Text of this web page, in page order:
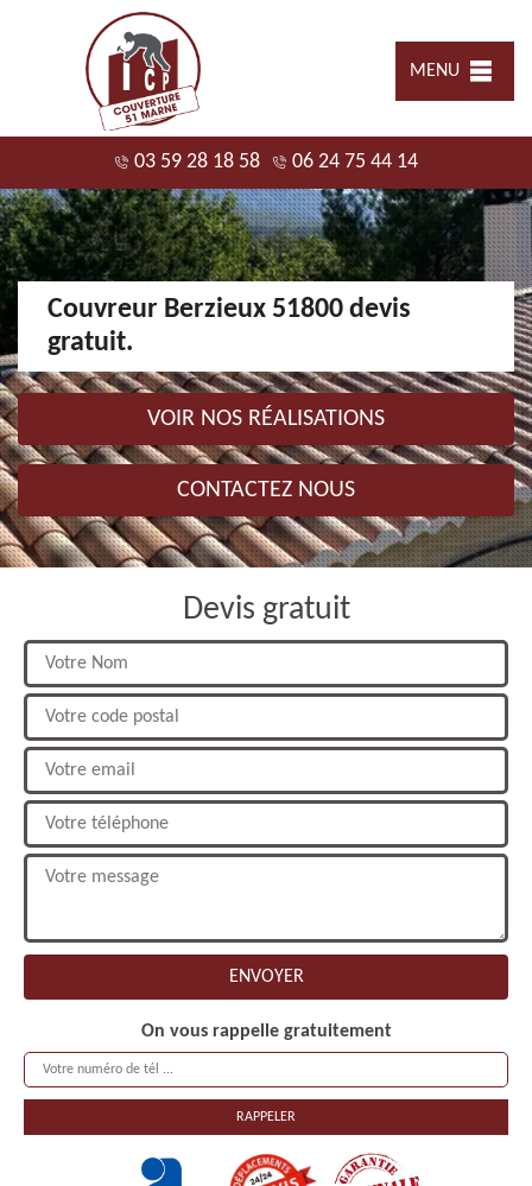
MENU
03 59 28 18 58 06 24 75 44 14
Couvreur Berzieux 51800 devis
gratuit.
VOIR NOS RÉALISATIONS
CONTACTEZ NOUS
Devis gratuit
On vous rappelle gratuitement